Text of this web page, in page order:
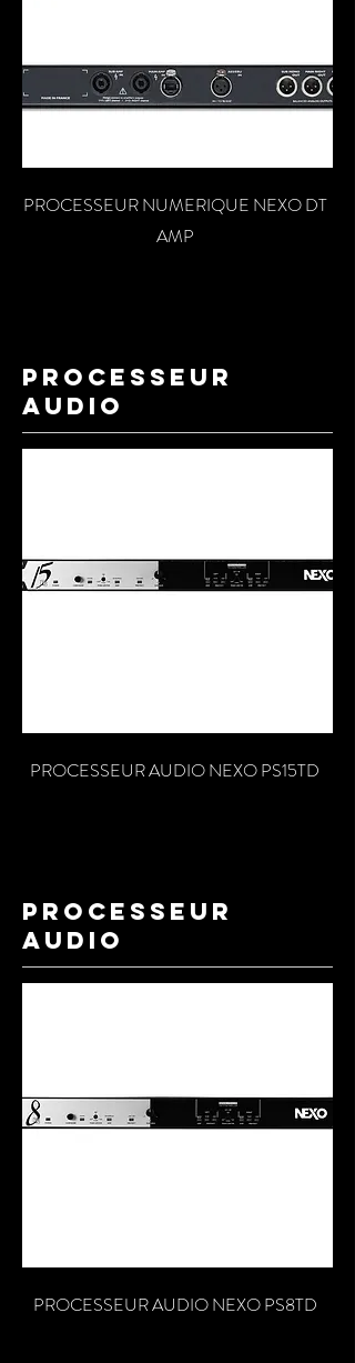
PROCESSEUR NUMERIQUE NEXO DT
AMP
processeur
audio
PROCESSEUR AUDIO NEXO PS15TD
processeur
audio
PROCESSEUR AUDIO NEXO PS8TD